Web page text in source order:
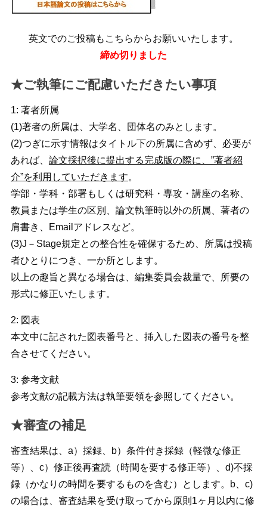
英文でのご投稿もこちらからお願いいたします。
締め切りました
★ご執筆にご配慮いただきたい事項
1: 著者所属
(1)著者の所属は、大学名、団体名のみとします。
(2)つぎに示す情報はタイトル下の所属に含めず、必要が
あれば、 論文採択後に提出する完成版の際に、”著者紹
介”を利用していただきます。
学部・学科・部署もしくは研究科・専攻・講座の名称、
教員または学生の区別、論文執筆時以外の所属、著者の
肩書き、Emailアドレスなど。
(3)J－Stage規定との整合性を確保するため、所属は投稿
者ひとりにつき、一か所とします。
以上の趣旨と異なる場合は、編集委員会裁量で、所要の
形式に修正いたします。
2: 図表
本文中に記された図表番号と、挿入した図表の番号を整
合させてください。
3: 参考文献
参考文献の記載方法は執筆要領を参照してください。
★審査の補足
審査結果は、a）採録、b）条件付き採録（軽微な修正
等）、c）修正後再査読（時間を要する修正等）、d)不採
録（かなりの時間を要するものを含む）とします。b、c)
の場合は、審査結果を受け取ってから原則1ヶ月以内に修